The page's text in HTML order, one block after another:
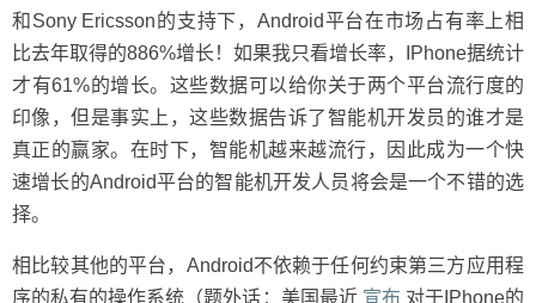
和Sony Ericsson的支持下，Android平台在市场占有率上相
比去年取得的886%增长！如果我只看增长率，IPhone据统计
才有61%的增长。这些数据可以给你关于两个平台流行度的
印像，但是事实上，这些数据告诉了智能机开发员的谁才是
真正的赢家。在时下，智能机越来越流行，因此成为一个快
速增长的Android平台的智能机开发人员将会是一个不错的选
择。
相比较其他的平台，Android不依赖于任何约束第三方应用程
序的私有的操作系统（题外话：美国最近 宣布 对于IPhone的